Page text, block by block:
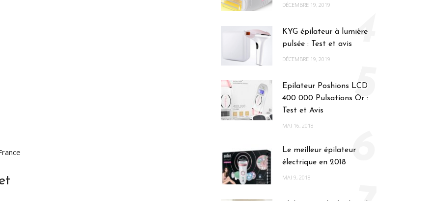
DÉCEMBRE 19, 2019
KYG épilateur à lumière
pulsée : Test et avis
DÉCEMBRE 19, 2019
4
Epilateur Poshions LCD
400 000 Pulsations Or :
Test et Avis
MAI 16, 2018
5
Le meilleur épilateur
électrique en 2018
MAI 9, 2018
6